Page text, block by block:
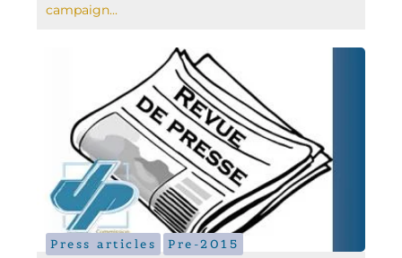
campaign...
Press articles Pre-2015